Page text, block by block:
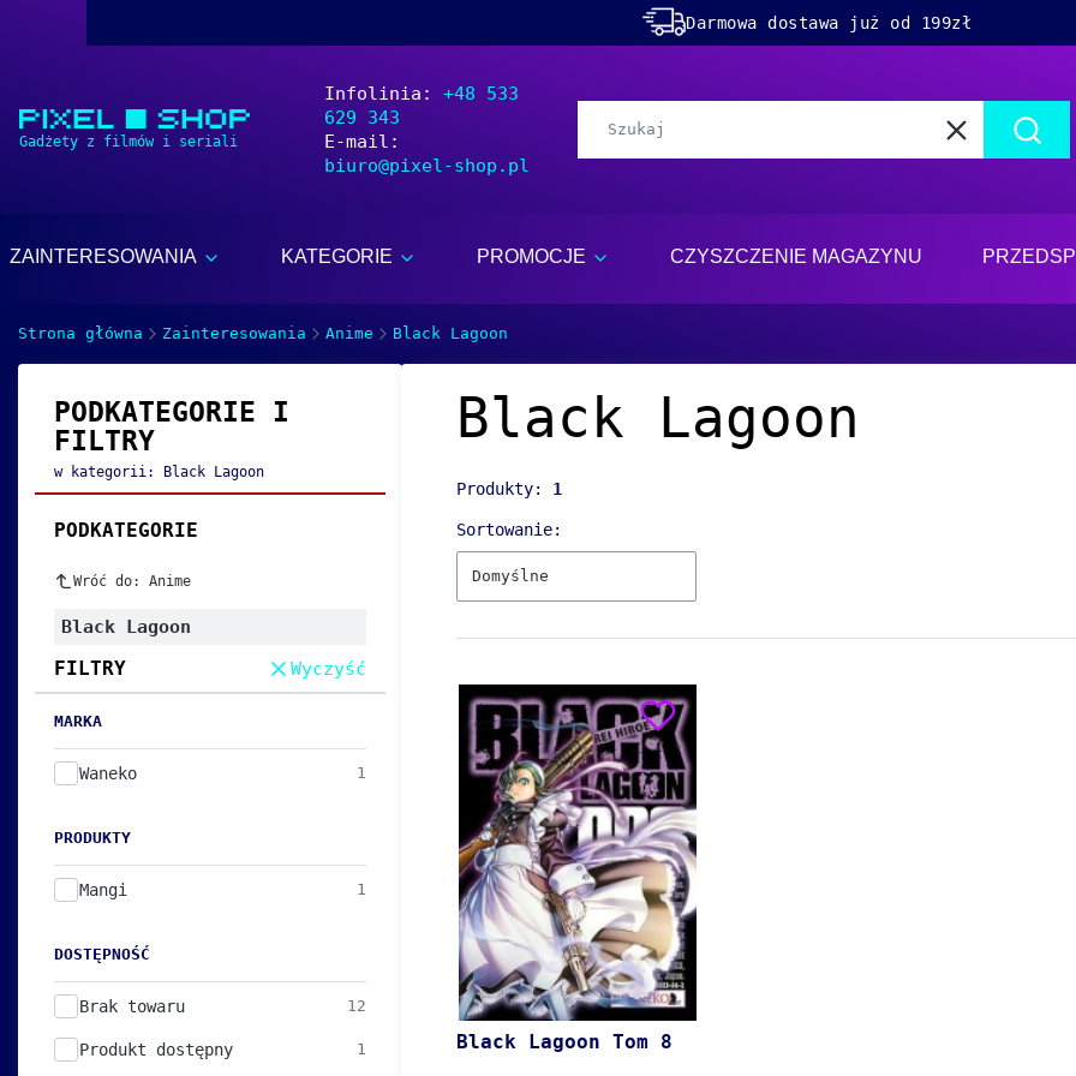
Darmowa dostawa już od 199zł
Infolinia: +48 533
629 343
E-mail:
biuro@pixel-shop.pl
WyczyśćSzukaj
ZAINTERESOWANIA KATEGORIE PROMOCJE CZYSZCZENIE MAGAZYNU
Strona główna Zainteresowania Anime Black Lagoon
PODKATEGORIE I
FILTRY
w kategorii: Black Lagoon
PODKATEGORIE
Wróć do: Anime
Black Lagoon
FILTRY Wyczyść
MARKA
MarkaWaneko 1
PRODUKTY
Produkty
Mangi 1
DOSTĘPNOŚĆ
Dostępność
Brak towaru 12
Produkt dostępny 1
Black Lagoon
Produkty: 1
Sortowanie:
Domyślne
Black Lagoon Tom 8